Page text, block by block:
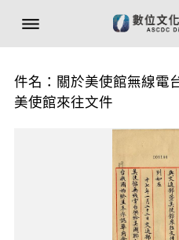
件名：關於美使館無線電
美使館來往文件